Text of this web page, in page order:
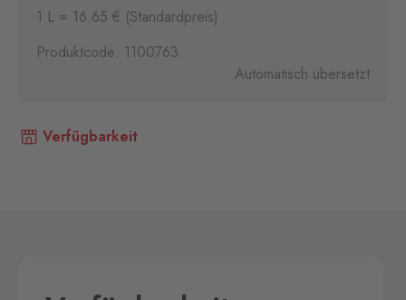
1 L = 16.65 € (Standardpreis)
Produktcode: 1100763
Automatisch übersetzt
Verfügbarkeit